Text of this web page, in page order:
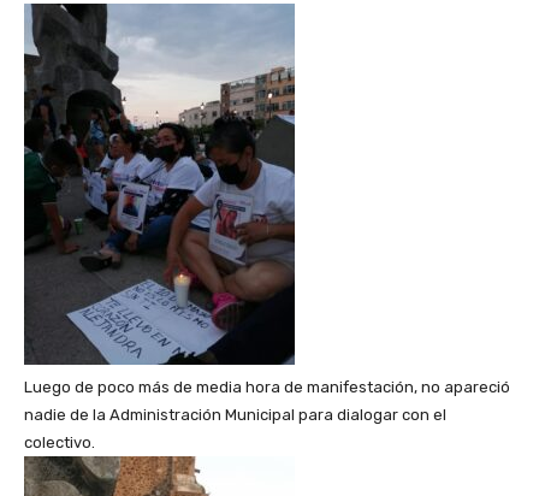
Luego de poco más de media hora de manifestación, no apareció
nadie de la Administración Municipal para dialogar con el
colectivo.